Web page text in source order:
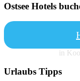
Ostsee Hotels
in
Urlaubs Tipps